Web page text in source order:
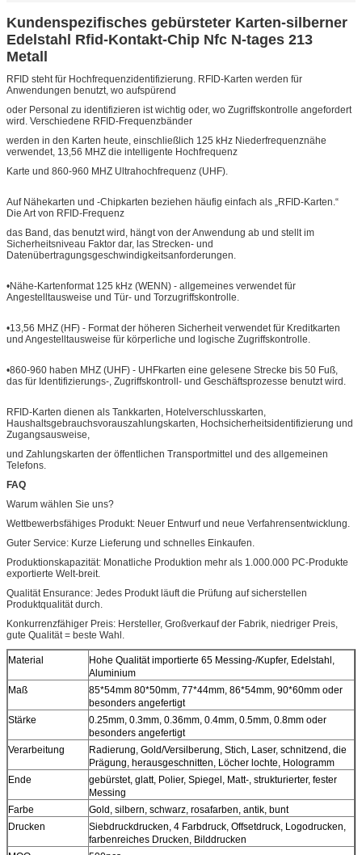
Kundenspezifisches gebürsteter Karten-silberner
Edelstahl Rfid-Kontakt-Chip Nfc N-tages 213
Metall
RFID steht für Hochfrequenzidentifizierung. RFID-Karten werden für
Anwendungen benutzt, wo aufspürend
oder Personal zu identifizieren ist wichtig oder, wo Zugriffskontrolle angefordert
wird. Verschiedene RFID-Frequenzbänder
werden in den Karten heute, einschließlich 125 kHz Niederfrequenznähe
verwendet, 13,56 MHZ die intelligente Hochfrequenz
Karte und 860-960 MHZ Ultrahochfrequenz (UHF).
Auf Nähekarten und -Chipkarten beziehen häufig einfach als „RFID-Karten.“
Die Art von RFID-Frequenz
das Band, das benutzt wird, hängt von der Anwendung ab und stellt im
Sicherheitsniveau Faktor dar, las Strecken- und
Datenübertragungsgeschwindigkeitsanforderungen.
•Nähe-Kartenformat 125 kHz (WENN) - allgemeines verwendet für
Angestelltausweise und Tür- und Torzugriffskontrolle.
•13,56 MHZ (HF) - Format der höheren Sicherheit verwendet für Kreditkarten
und Angestelltausweise für körperliche und logische Zugriffskontrolle.
•860-960 haben MHZ (UHF) - UHFkarten eine gelesene Strecke bis 50 Fuß,
das für Identifizierungs-, Zugriffskontroll- und Geschäftsprozesse benutzt wird.
RFID-Karten dienen als Tankkarten, Hotelverschlusskarten,
Haushaltsgebrauchsvorauszahlungskarten, Hochsicherheitsidentifizierung und
Zugangsausweise,
und Zahlungskarten der öffentlichen Transportmittel und des allgemeinen
Telefons.
FAQ
Warum wählen Sie uns?
Wettbewerbsfähiges Produkt: Neuer Entwurf und neue Verfahrensentwicklung.
Guter Service: Kurze Lieferung und schnelles Einkaufen.
Produktionskapazität: Monatliche Produktion mehr als 1.000.000 PC-Produkte
exportierte Welt-breit.
Qualität Ensurance: Jedes Produkt läuft die Prüfung auf sicherstellen
Produktqualität durch.
Konkurrenzfähiger Preis: Hersteller, Großverkauf der Fabrik, niedriger Preis,
gute Qualität = beste Wahl.
Material
Hohe Qualität importierte 65 Messing-/Kupfer, Edelstahl,
Aluminium
Maß
85*54mm 80*50mm, 77*44mm, 86*54mm, 90*60mm oder
besonders angefertigt
Stärke
0.25mm, 0.3mm, 0.36mm, 0.4mm, 0.5mm, 0.8mm oder
besonders angefertigt
Verarbeitung
Radierung, Gold/Versilberung, Stich, Laser, schnitzend, die
Prägung, herausgeschnitten, Löcher lochte, Hologramm
Ende
gebürstet, glatt, Polier, Spiegel, Matt-, strukturierter, fester
Messing
Farbe
Gold, silbern, schwarz, rosafarben, antik, bunt
Drucken
Siebdruckdrucken, 4 Farbdruck, Offsetdruck, Logodrucken,
farbenreiches Drucken, Bilddrucken